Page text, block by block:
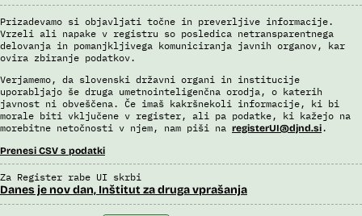
Prizadevamo si objavljati točne in preverljive informacije.
Vrzeli ali napake v registru so posledica netransparentnega
delovanja in pomanjkljivega komuniciranja javnih organov, kar
ovira zbiranje podatkov.
Verjamemo, da slovenski državni organi in institucije
uporabljajo še druga umetnointeligenčna orodja, o katerih
javnost ni obveščena. Če imaš kakršnekoli informacije, ki bi
morale biti vključene v register, ali pa podatke, ki kažejo na
morebitne netočnosti v njem, nam piši na registerUI@djnd.si.
Prenesi CSV s podatki
Za Register rabe UI skrbi
Danes je nov dan, Inštitut za druga vprašanja